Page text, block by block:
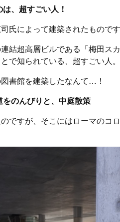
、超すごい人！
氏によって建築されたものです
結超高層ビルである「梅田ス
で知られている、超すごい人。
書館を建築したなんて…！
のんびりと、中庭散策
ですが、そこにはローマのコ